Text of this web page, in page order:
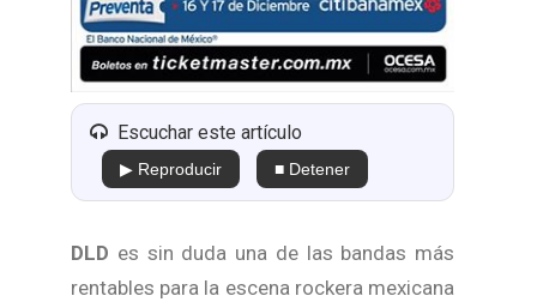
Escuchar este artículo
▶ Reproducir ■ Detener
DLD es sin duda una de las bandas más
rentables para la escena rockera mexicana